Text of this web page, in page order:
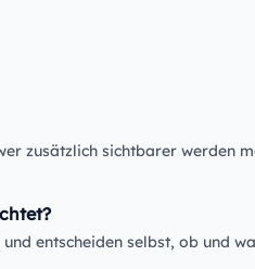
zusätzlich sichtbarer werden
entscheiden selbst, ob und